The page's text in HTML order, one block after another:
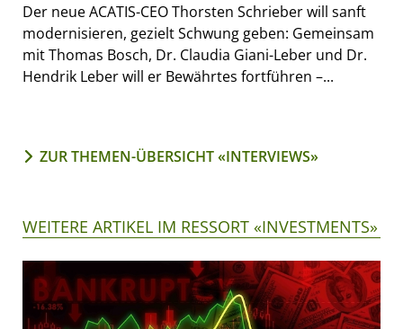
Der neue ACATIS-CEO Thorsten Schrieber will sanft
modernisieren, gezielt Schwung geben: Gemeinsam
mit Thomas Bosch, Dr. Claudia Giani-Leber und Dr.
Hendrik Leber will er Bewährtes fortführen –...
ZUR THEMEN-ÜBERSICHT «INTERVIEWS»
WEITERE ARTIKEL IM RESSORT «INVESTMENTS»